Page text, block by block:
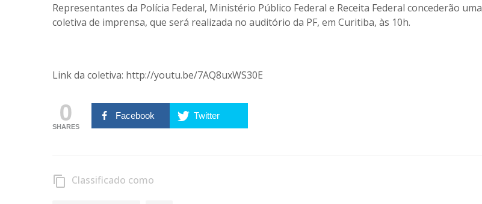
Representantes da Polícia Federal, Ministério Público Federal e Receita Federal concederão uma
coletiva de imprensa, que será realizada no auditório da PF, em Curitiba, às 10h.
Link da coletiva: http://youtu.be/7AQ8uxWS30E
0
SHARES
Facebook Twitter
content_copy Classificado como